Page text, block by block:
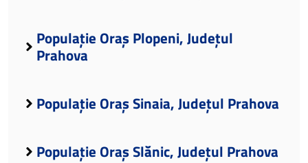
Populație Oraș Plopeni, Județul
Prahova
Populație Oraș Sinaia, Județul Prahova
Populație Oraș Slănic, Județul Prahova